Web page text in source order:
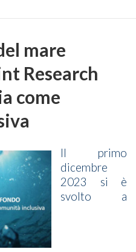
mare
Research
come
Il primo
dicembre
2023 si è
svolto a